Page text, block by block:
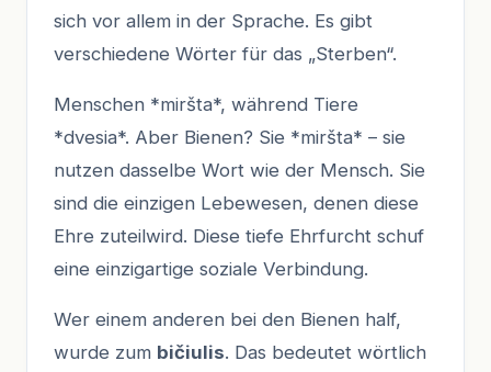
sich vor allem in der Sprache. Es gibt
verschiedene Wörter für das „Sterben“.
Menschen *miršta*, während Tiere
*dvesia*. Aber Bienen? Sie *miršta* – sie
nutzen dasselbe Wort wie der Mensch. Sie
sind die einzigen Lebewesen, denen diese
Ehre zuteilwird. Diese tiefe Ehrfurcht schuf
eine einzigartige soziale Verbindung.
Wer einem anderen bei den Bienen half,
wurde zum bičiulis. Das bedeutet wörtlich